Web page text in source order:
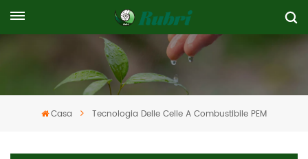
Casa Tecnologia Delle Celle A Combustibile PEM